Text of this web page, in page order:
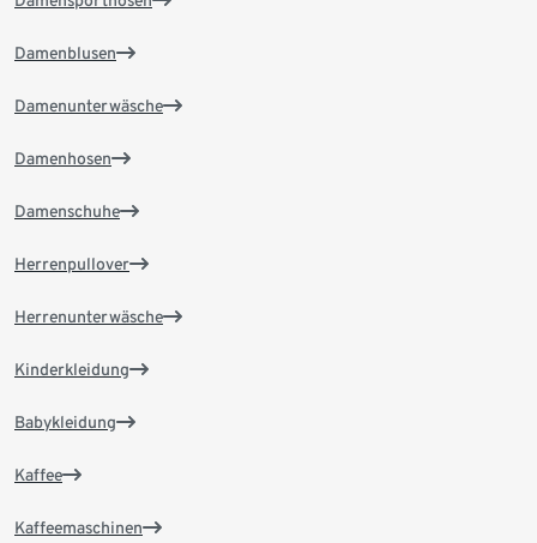
Damenblusen
Damenunterwäsche
Damenhosen
Damenschuhe
Herrenpullover
Herrenunterwäsche
Kinderkleidung
Babykleidung
Kaffee
Kaffeemaschinen